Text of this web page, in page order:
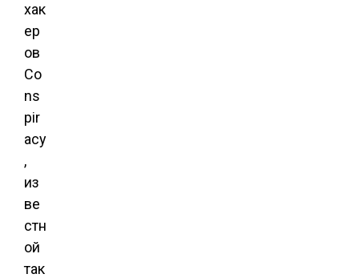
хак
ер
ов
Co
ns
pir
acy
,
из
ве
стн
ой
так